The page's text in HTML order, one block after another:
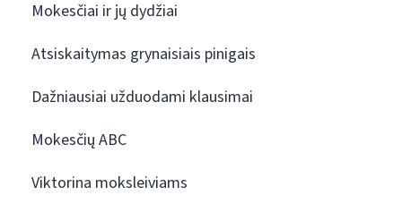
Mokesčiai ir jų dydžiai
Atsiskaitymas grynaisiais pinigais
Dažniausiai užduodami klausimai
Mokesčių ABC
Viktorina moksleiviams